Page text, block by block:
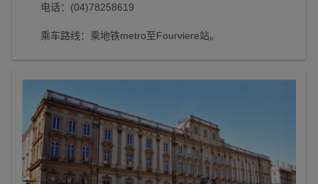
电话：(04)78258619
乘车路线：乘地铁metro至Fourviere站。